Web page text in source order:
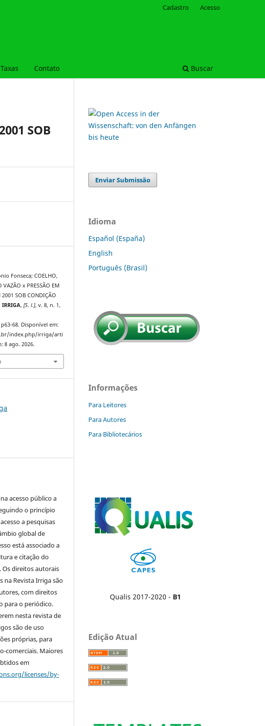
Taxas Contato Buscar
Cadastro Acesso
SOB
Fonseca; COELHO,
x PRESSÃO EM
2001 SOB CONDIÇÃO
IRRIGA,[S. l.], v. 8, n. 1,
68. Disponível em:
index.php/irriga/arti
8 ago. 2026.
acesso público a
o princípio
a pesquisas
global de
está associado a
e citação do
direitos autorais
na Revista Irriga são
com direitos
para o periódico.
nesta revista de
são de uso
próprias, para
comerciais. Maiores
em
licenses/by-
Enviar Submissão
Idioma
Español (España)
English
Português (Brasil)
Informações
Para Leitores
Para Autores
Para Bibliotecários
Qualis 2017-2020 - B1
Edição Atual